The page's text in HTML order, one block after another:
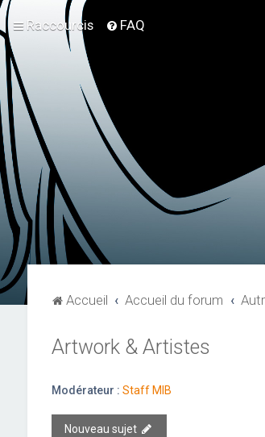
Raccourcis FAQ
Accueil Accueil du forum
Artwork & Artistes
Modérateur : Staff MIB
Nouveau sujet